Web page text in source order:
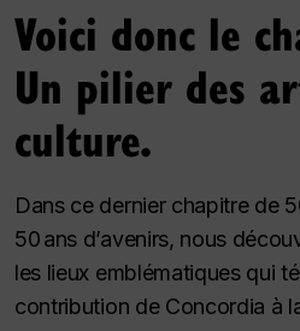
Voici donc le
Un pilier des
culture.
Dans ce dernier chapitre de
50 ans d’avenirs, nous
les lieux emblématiques qui
contribution de Concordia à